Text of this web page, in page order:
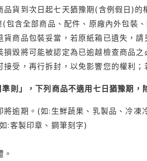
貨到次日起七天猶豫期(含例假日)
含全部商品、配件、原廠內外包裝
商品包裝妥當，若原紙箱已遺失，
損毀將可能被認定為已逾越檢查商品
受，再行拆封，以免影響您的權利；
則」，下列商品不適用七日猶豫期，
逾期。(如:生鮮蔬果、乳製品、冷凍
:客製印章、鋼筆刻字)